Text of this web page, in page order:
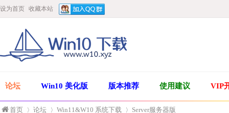
设为首页 收藏本站
论坛 Win10 美化版 版本推荐 使用建议 VIP
首页 论坛 Win11&W10 系统下载 Server服务器版